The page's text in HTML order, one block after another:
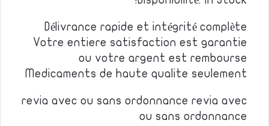
Délivrance rapide et intégrité complète
Votre entiere satisfaction est garantie
ou votre argent est rembourse
Medicaments de haute qualite seulement
revia avec ou sans ordonnance revia avec
ou sans ordonnance